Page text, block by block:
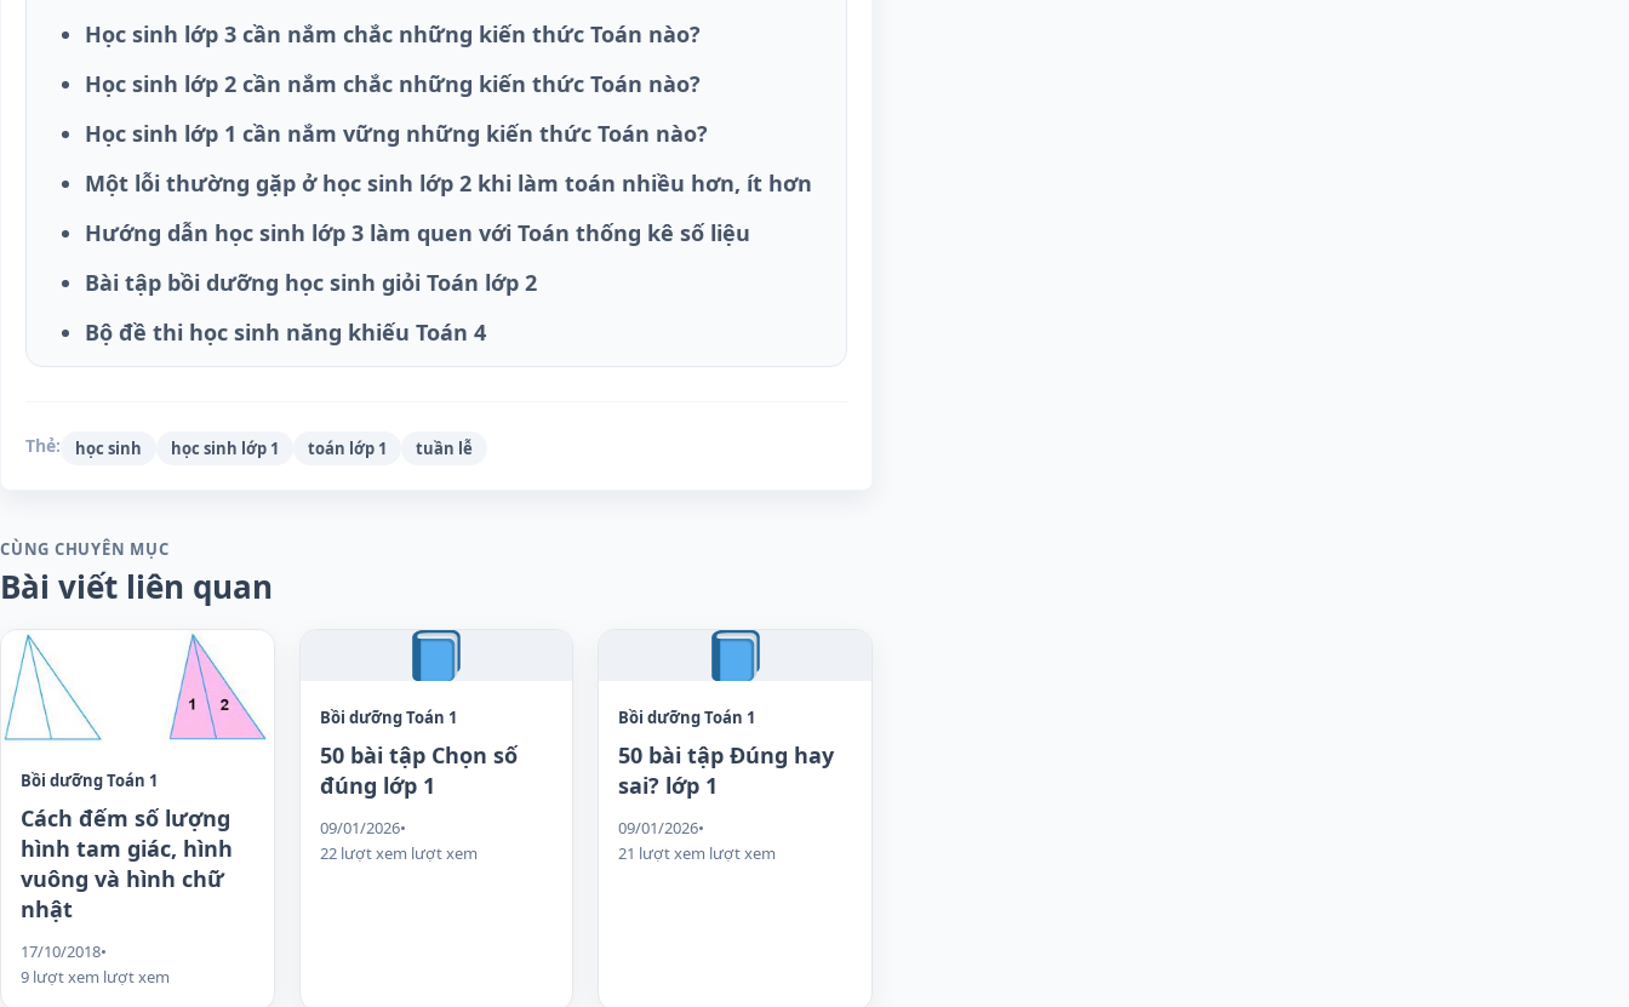
Học sinh lớp 3 cần nắm chắc những kiến thức Toán nào?
Học sinh lớp 2 cần nắm chắc những kiến thức Toán nào?
Học sinh lớp 1 cần nắm vững những kiến thức Toán nào?
Một lỗi thường gặp ở học sinh lớp 2 khi làm toán nhiều hơn, ít hơn
Hướng dẫn học sinh lớp 3 làm quen với Toán thống kê số liệu
Bài tập bồi dưỡng học sinh giỏi Toán lớp 2
Bộ đề thi học sinh năng khiếu Toán 4
Thẻ: học sinh học sinh lớp 1 toán lớp 1 tuần lễ
CÙNG CHUYÊN MỤC
Bài viết liên quan
Bồi dưỡng Toán 1
Cách đếm số lượng
hình tam giác, hình
vuông và hình chữ
nhật
17/10/2018•
9 lượt xem lượt xem
Bồi dưỡng Toán 1
50 bài tập Chọn số
đúng lớp 1
09/01/2026•
22 lượt xem lượt xem
Bồi dưỡng Toán 1
50 bài tập Đúng hay
sai? lớp 1
09/01/2026•
21 lượt xem lượt xem